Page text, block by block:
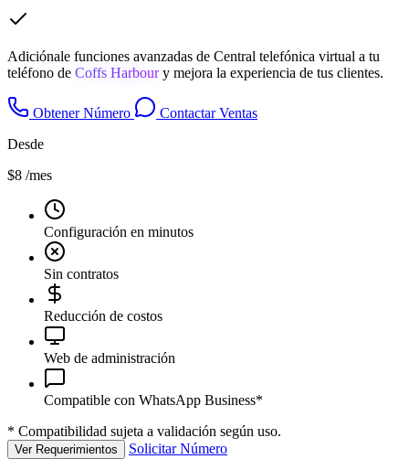
Adiciónale funciones avanzadas de Central telefónica virtual a tu
teléfono de Coffs Harbour y mejora la experiencia de tus clientes.
Obtener Número
Contactar Ventas
Desde
$8 /mes
Configuración en minutos
Sin contratos
Reducción de costos
Web de administración
Compatible con WhatsApp Business*
* Compatibilidad sujeta a validación según uso.
Ver Requerimientos Solicitar Número